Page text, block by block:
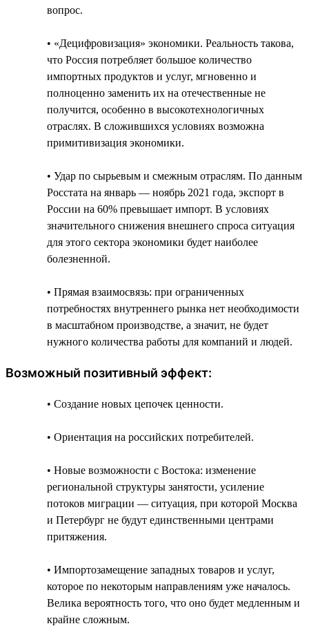
вопрос.
• «Децифровизация» экономики. Реальность такова,
что Россия потребляет большое количество
импортных продуктов и услуг, мгновенно и
полноценно заменить их на отечественные не
получится, особенно в высокотехнологичных
отраслях. В сложившихся условиях возможна
примитивизация экономики.
• Удар по сырьевым и смежным отраслям. По данным
Росстата на январь — ноябрь 2021 года, экспорт в
России на 60% превышает импорт. В условиях
значительного снижения внешнего спроса ситуация
для этого сектора экономики будет наиболее
болезненной.
• Прямая взаимосвязь: при ограниченных
потребностях внутреннего рынка нет необходимости
в масштабном производстве, а значит, не будет
нужного количества работы для компаний и людей.
Возможный позитивный эффект:
• Создание новых цепочек ценности.
• Ориентация на российских потребителей.
• Новые возможности с Востока: изменение
региональной структуры занятости, усиление
потоков миграции — ситуация, при которой Москва
и Петербург не будут единственными центрами
притяжения.
• Импортозамещение западных товаров и услуг,
которое по некоторым направлениям уже началось.
Велика вероятность того, что оно будет медленным и
крайне сложным.